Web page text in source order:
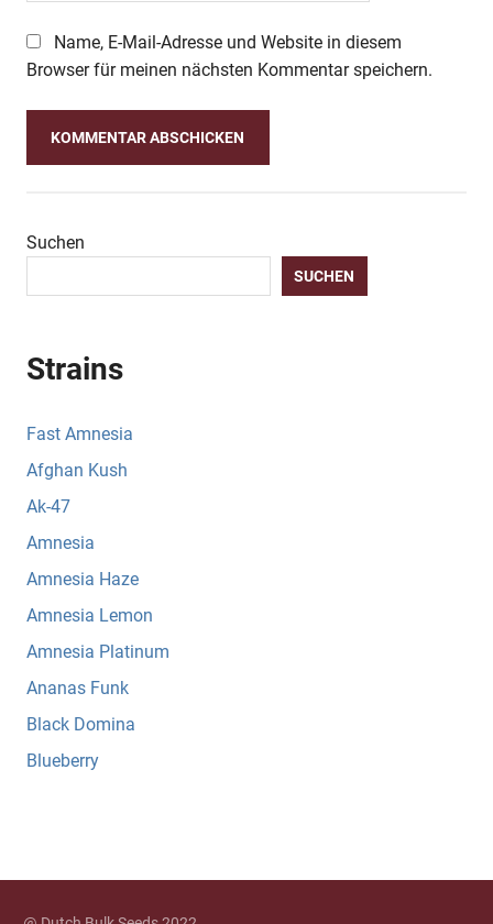
Name, E-Mail-Adresse und Website in diesem
Browser für meinen nächsten Kommentar speichern.
Suchen
SUCHEN
Strains
Fast Amnesia
Afghan Kush
Ak-47
Amnesia
Amnesia Haze
Amnesia Lemon
Amnesia Platinum
Ananas Funk
Black Domina
Blueberry